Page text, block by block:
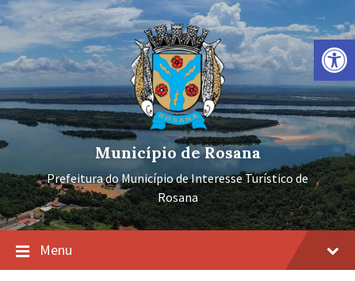
Barra de Ferramentas Aberta
Ir
para
conteúdo
Pular
para
navegação
principal
Pular
para
rodapé
Município de Rosana
Prefeitura do Município de Interesse Turístico de
Rosana
Menu